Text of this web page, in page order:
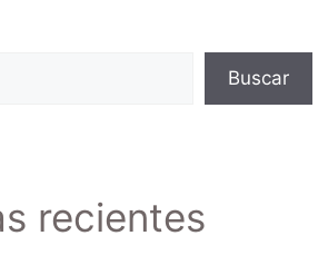
Buscar
recientes